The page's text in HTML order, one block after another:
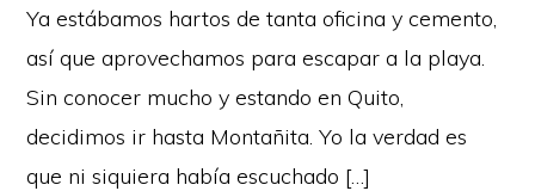
Ya estábamos hartos de tanta oficina y cemento,
así que aprovechamos para escapar a la playa.
Sin conocer mucho y estando en Quito,
decidimos ir hasta Montañita. Yo la verdad es
que ni siquiera había escuchado […]